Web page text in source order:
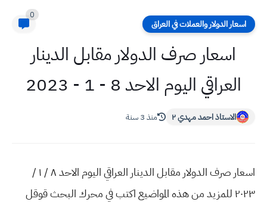
اسعار الدولار والعملات في العراق
0
اسعار صرف الدولار مقابل الدينار
العراقي اليوم الاحد 8 - 1 - 2023
الاستاذ احمد مهدي ٢ منذ 3 سنة
اسعار صرف الدولار مقابل الدينار العراقي اليوم الاحد ٨ / ١ /
٢٠٢٣ للمزيد من هذه المواضيع اكتب في محرك البحث قوقل